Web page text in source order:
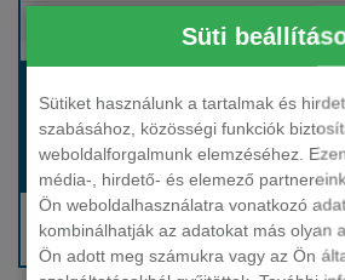
Süti
Sütiket használunk a tartalmak és
szabásához, közösségi funkciók
weboldalforgalmunk elemzéséhez.
média-, hirdető- és elemező
Ön weboldalhasználatra vonatkozó
kombinálhatják az adatokat más olyan
Ön adott meg számukra vagy az Ön
Induló bérleti
Hívjon: +36 1 888
Kérjen